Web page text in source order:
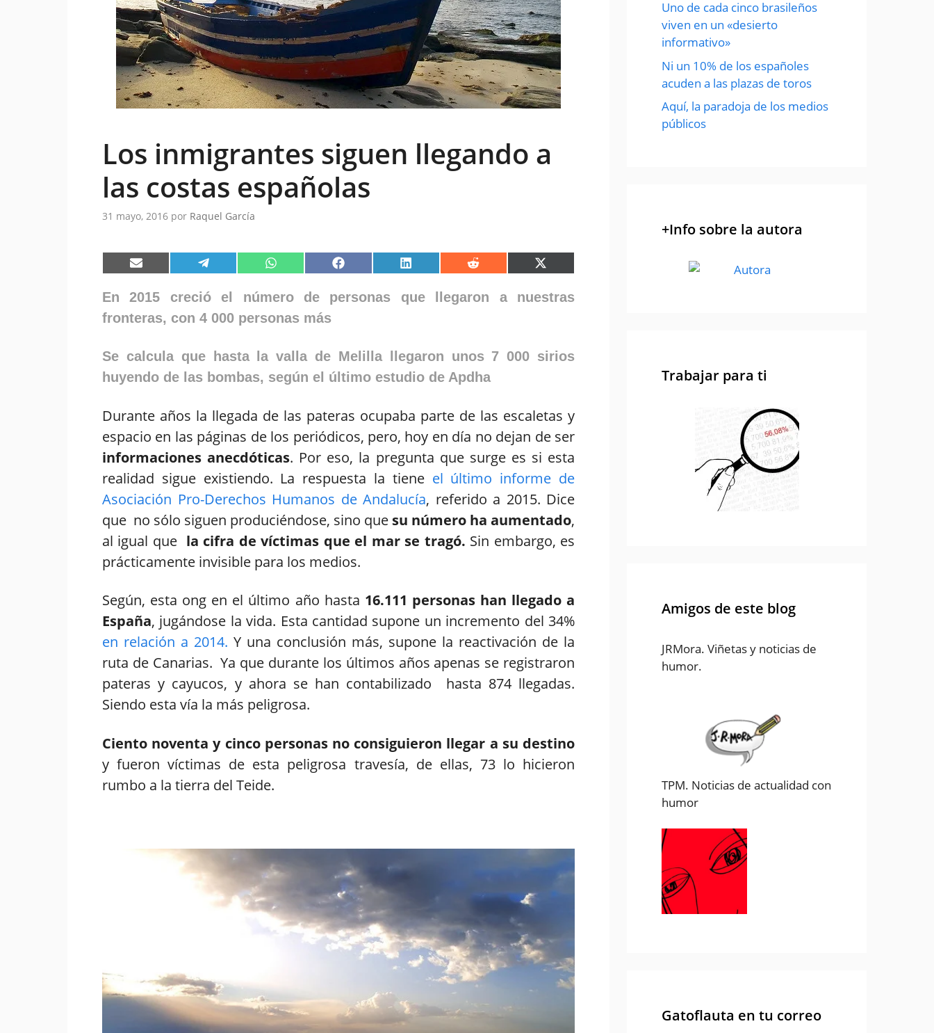
Los inmigrantes siguen llegando a
las costas españolas
31 mayo, 2016 por Raquel García
Compartir
en
Compartir
en
Compartir
en
Compartir
en
Compartir
en
Compartir
en
Compartir
en
(Twitter)
En 2015 creció el número de personas que llegaron a nuestras
fronteras, con 4 000 personas más
Se calcula que hasta la valla de Melilla llegaron unos 7 000 sirios
huyendo de las bombas, según el último estudio de Apdha
Durante años la llegada de las pateras ocupaba parte de las escaletas y
espacio en las páginas de los periódicos, pero, hoy en día no dejan de ser
informaciones anecdóticas. Por eso, la pregunta que surge es si esta
realidad sigue existiendo. La respuesta la tieneel último informe de
Asociación Pro-Derechos Humanos de Andalucía, referido a 2015. Dice
que no sólo siguen produciéndose, sino que su número ha aumentado,
al igual que la cifra de víctimas que el mar se tragó. Sin embargo, es
prácticamente invisible para los medios.
Según, esta ong en el último año hasta 16.111 personas han llegado a
España, jugándose la vida. Esta cantidad supone un incremento del 34%
en relación a 2014. Y una conclusión más, supone la reactivación de la
ruta de Canarias. Ya que durante los últimos años apenas se registraron
pateras y cayucos, y ahora se han contabilizado hasta 874 llegadas.
Siendo esta vía la más peligrosa.
Ciento noventa y cinco personas no consiguieron llegar a su destino
y fueron víctimas de esta peligrosa travesía, de ellas, 73 lo hicieron
rumbo a la tierra del Teide.
Uno de cada cinco brasileños
viven en un «desierto
informativo»
Ni un 10% de los españoles
acuden a las plazas de toros
Aquí, la paradoja de los medios
públicos
+Info sobre la autora
Trabajar para ti
Amigos de este blog
JRMora. Viñetas y noticias de
humor.
TPM. Noticias de actualidad con
humor
Gatoflauta en tu correo